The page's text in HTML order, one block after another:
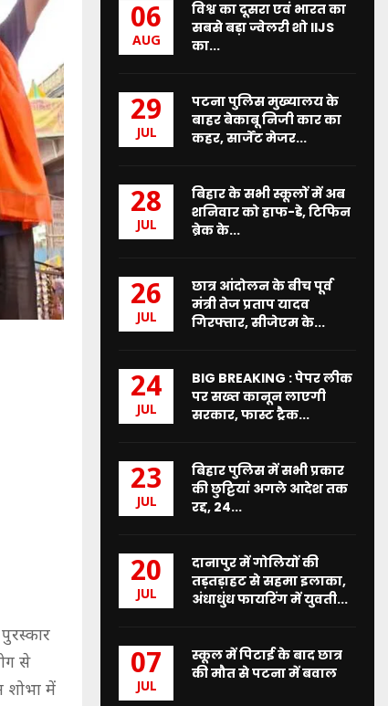
से
शोभा में
06
AUG
विश्व का दूसरा एवं भारत का
सबसे बड़ा ज्वेलरी शो IIJS
का...
29
JUL
पटना पुलिस मुख्यालय के
बाहर बेकाबू निजी कार का
कहर, सार्जेंट मेजर...
28
JUL
बिहार के सभी स्कूलों में अब
शनिवार को हाफ-डे, टिफिन
ब्रेक के...
26
JUL
छात्र आंदोलन के बीच पूर्व
मंत्री तेज प्रताप यादव
गिरफ्तार, सीजेएम के...
24
JUL
BIG BREAKING : पेपर लीक
पर सख्त कानून लाएगी
सरकार, फास्ट ट्रैक...
23
JUL
बिहार पुलिस में सभी प्रकार
की छुट्टियां अगले आदेश तक
रद्द, 24...
20
JUL
दानापुर में गोलियों की
तड़तड़ाहट से सहमा इलाका,
अंधाधुंध फायरिंग में युवती...
07
JUL
स्कूल में पिटाई के बाद छात्र
की मौत से पटना में बवाल